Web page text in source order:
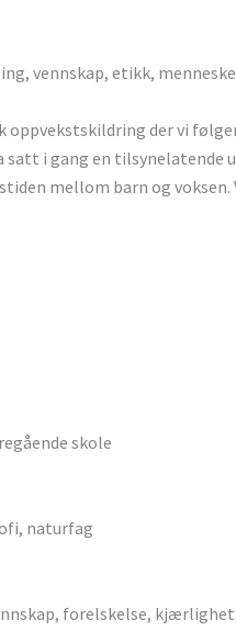
vennskap, etikk,
der vi
i gang en tilsynelatende
mellom barn og
skole
naturfag
forelskelse,